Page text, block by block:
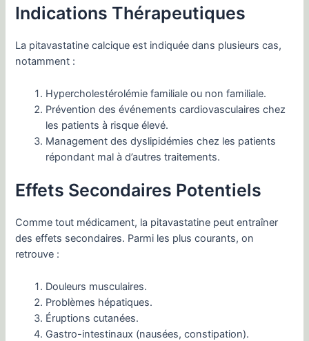
Indications Thérapeutiques
La pitavastatine calcique est indiquée dans plusieurs cas,
notamment :
Hypercholestérolémie familiale ou non familiale.
Prévention des événements cardiovasculaires chez
les patients à risque élevé.
Management des dyslipidémies chez les patients
répondant mal à d’autres traitements.
Effets Secondaires Potentiels
Comme tout médicament, la pitavastatine peut entraîner
des effets secondaires. Parmi les plus courants, on
retrouve :
Douleurs musculaires.
Problèmes hépatiques.
Éruptions cutanées.
Gastro-intestinaux (nausées, constipation).